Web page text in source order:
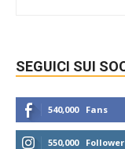
SEGUICI SUI
540,000 Fans
550,000 Follower